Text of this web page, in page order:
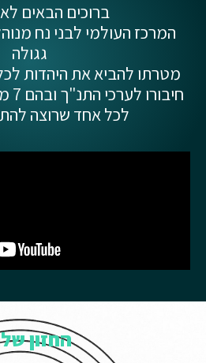
ברוכים הבאים
המרכז העולמי לבני נח
גגולה
מטרתו להביא את היהדות
לכל אחד שרוצה
החזון